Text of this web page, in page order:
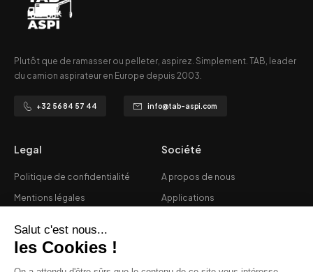
Plutôt que de ramasser ou pelleter, aspirez. Simplement. TAB, leader
du camion aspirateur en Europe depuis 2003.
+32 56 84 57 44 info@tab-aspi.com
Legal
Politique de confidentialité
Mentions légales
CGV
Société
A propos de nous
Applications